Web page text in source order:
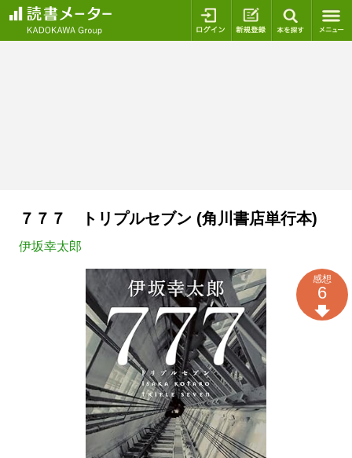
ログイン 新規登録
７７７ トリプルセブン (角川書店単行本)
伊坂幸太郎
感想
6